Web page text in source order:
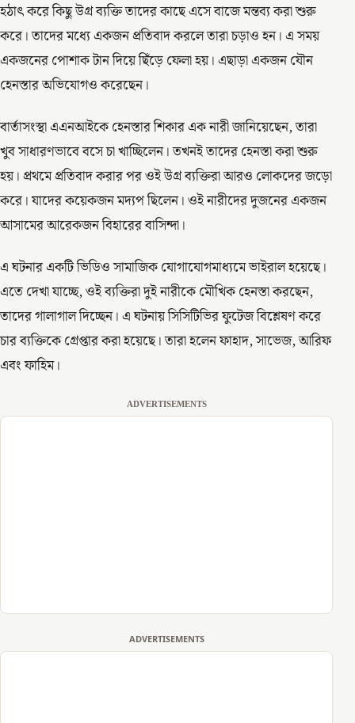
হঠাৎ করে কিছু উগ্র ব্যক্তি তাদের কাছে এসে বাজে মন্তব্য করা শুরু
করে। তাদের মধ্যে একজন প্রতিবাদ করলে তারা চড়াও হন। এ সময়
একজনের পোশাক টান দিয়ে ছিঁড়ে ফেলা হয়। এছাড়া একজন যৌন
হেনস্তার অভিযোগও করেছেন।
বার্তাসংস্থা এএনআইকে হেনস্তার শিকার এক নারী জানিয়েছেন, তারা
খুব সাধারণভাবে বসে চা খাচ্ছিলেন। তখনই তাদের হেনস্তা করা শুরু
হয়। প্রথমে প্রতিবাদ করার পর ওই উগ্র ব্যক্তিরা আরও লোকদের জড়ো
করে। যাদের কয়েকজন মদ্যপ ছিলেন। ওই নারীদের দুজনের একজন
আসামের আরেকজন বিহারের বাসিন্দা।
এ ঘটনার একটি ভিডিও সামাজিক যোগাযোগমাধ্যমে ভাইরাল হয়েছে।
এতে দেখা যাচ্ছে, ওই ব্যক্তিরা দুই নারীকে মৌখিক হেনস্তা করছেন,
তাদের গালাগাল দিচ্ছেন। এ ঘটনায় সিসিটিভির ফুটেজ বিশ্লেষণ করে
চার ব্যক্তিকে গ্রেপ্তার করা হয়েছে। তারা হলেন ফাহাদ, সাভেজ, আরিফ
এবং ফাহিম।
ADVERTISEMENTS
ADVERTISEMENTS